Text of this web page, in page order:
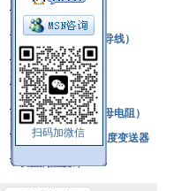
扫码加微信
压力式温度计
热电偶补偿电缆（导线）
振动传感器
热电阻
铂热电阻元件（云母电阻）
SBW系列一体化温度变送器
双金属温度计